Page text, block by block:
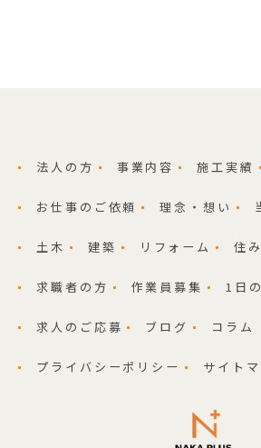
法人の方 事業内容 施工実績
お仕事のご依頼 理念・想い
土木 建築 リフォーム 住
求職者の方 作業員募集 1日
求人のご応募 ブログ コラム
プライバシーポリシー サイト